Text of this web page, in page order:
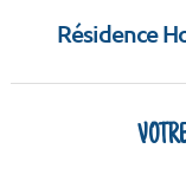
Résidence